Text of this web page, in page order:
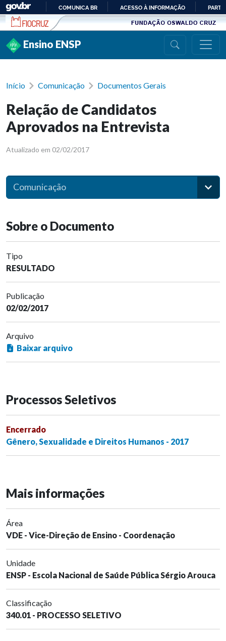
Ir para conteúdo
PARA
COMUNICA BR ACESSO À INFORMAÇÃO
Ensino ENSP
Início Comunicação Documentos Gerais
Relação de Candidatos
Aprovados na Entrevista
Atualizado em 02/02/2017
Comunicação
Sobre o Documento
Tipo
RESULTADO
Publicação
02/02/2017
Arquivo
Baixar arquivo
Processos Seletivos
Encerrado
Gênero, Sexualidade e Direitos Humanos - 2017
Mais informações
Área
VDE - Vice-Direção de Ensino - Coordenação
Unidade
ENSP - Escola Nacional de Saúde Pública Sérgio Arouca
Classificação
340.01 - PROCESSO SELETIVO